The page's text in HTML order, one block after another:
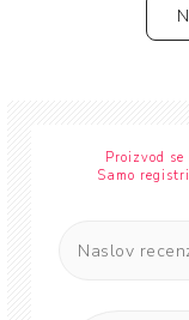
Proizvod
Samo